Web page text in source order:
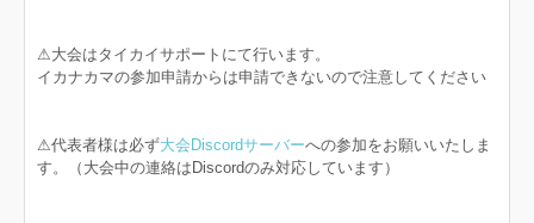
⚠︎大会はタイカイサポートにて行います。
イカナカマの参加申請からは申請できないので注意してください
⚠︎代表者様は必ず大会Discordサーバーへの参加をお願いいたしま
す。（大会中の連絡はDiscordのみ対応しています）